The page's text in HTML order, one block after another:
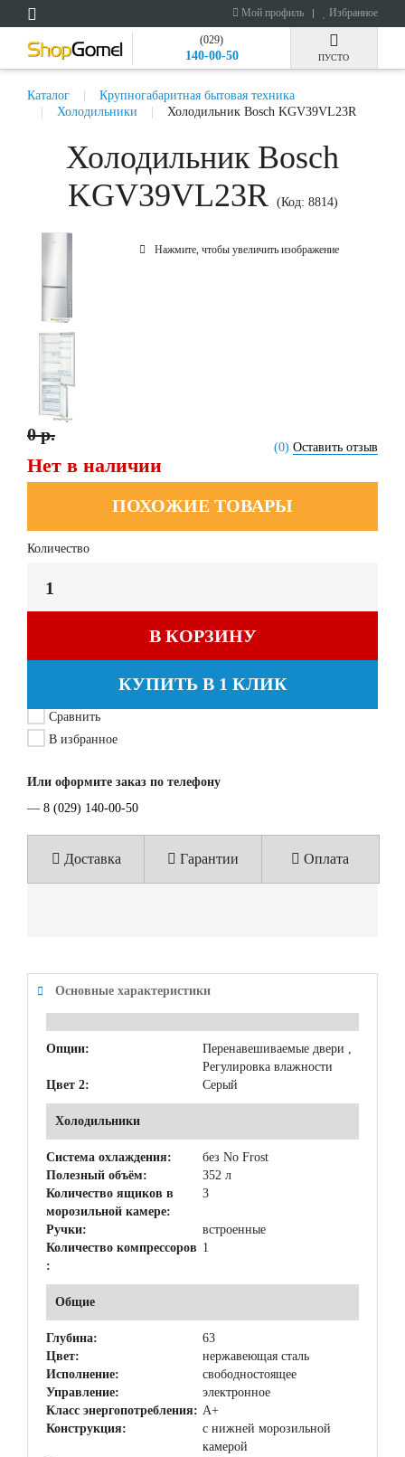
Мой профиль Избранное
(029)
140-00-50 ПУСТО
Каталог
Крупногабаритная бытовая техника
Холодильники
Холодильник Bosch KGV39VL23R
Холодильник Bosch
KGV39VL23R (Код: 8814)
Нажмите, чтобы увеличить изображение
(0) Оставить отзыв
0 р.
Нет в наличии
ПОХОЖИЕ ТОВАРЫ
Количество
В КОРЗИНУ
КУПИТЬ В 1 КЛИК
Сравнить
В избранное
Или оформите заказ по телефону
— 8 (029) 140-00-50
Доставка Гарантии Оплата
Основные характеристики
Опции:
Перенавешиваемые двери ,
Регулировка влажности
Цвет 2:
Серый
Холодильники
Система охлаждения:
без No Frost
Полезный объём:
352 л
Количество ящиков в
морозильной камере:
3
Ручки:
встроенные
Количество компрессоров
:
1
Общие
Глубина:
63
Цвет:
нержавеющая сталь
Исполнение:
свободностоящее
Управление:
электронное
Класс энергопотребления: A+
Конструкция:
с нижней морозильной
камерой